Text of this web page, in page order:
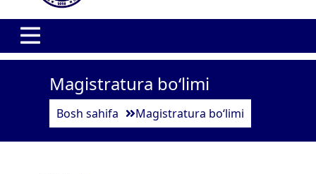
Magistratura bo‘limi
Bosh sahifa Magistratura bo‘limi